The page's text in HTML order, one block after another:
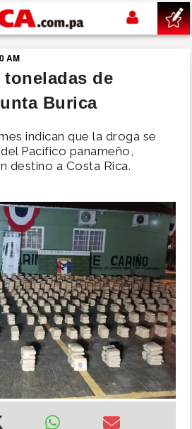
AM
toneladas de
Burica
indican que la droga se
Pacífico panameño,
destino a Costa Rica.